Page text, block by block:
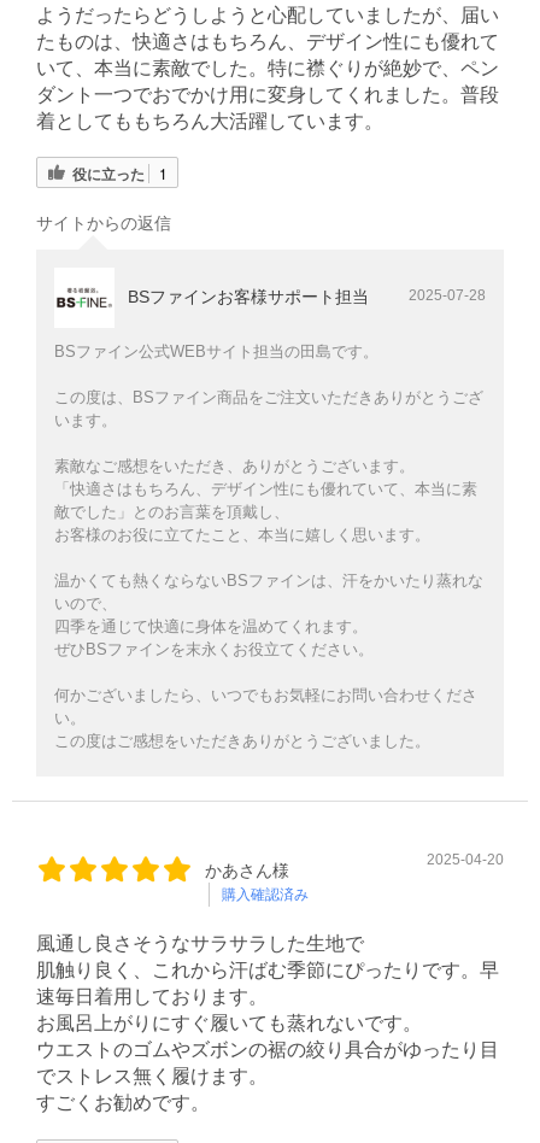
ようだったらどうしようと心配していましたが、届い
たものは、快適さはもちろん、デザイン性にも優れて
いて、本当に素敵でした。特に襟ぐりが絶妙で、ペン
ダント一つでおでかけ用に変身してくれました。普段
着としてももちろん大活躍しています。
役に立った 1
サイトからの返信
BSファインお客様サポート担当 2025-07-28
BSファイン公式WEBサイト担当の田島です。
この度は、BSファイン商品をご注文いただきありがとうござ
います。
素敵なご感想をいただき、ありがとうございます。
「快適さはもちろん、デザイン性にも優れていて、本当に素
敵でした」とのお言葉を頂戴し、
お客様のお役に立てたこと、本当に嬉しく思います。
温かくても熱くならないBSファインは、汗をかいたり蒸れな
いので、
四季を通じて快適に身体を温めてくれます。
ぜひBSファインを末永くお役立てください。
何かございましたら、いつでもお気軽にお問い合わせくださ
い。
この度はご感想をいただきありがとうございました。
かあさん様
購入確認済み
2025-04-20
風通し良さそうなサラサラした生地で
肌触り良く、これから汗ばむ季節にぴったりです。早
速毎日着用しております。
お風呂上がりにすぐ履いても蒸れないです。
ウエストのゴムやズボンの裾の絞り具合がゆったり目
でストレス無く履けます。
すごくお勧めです。